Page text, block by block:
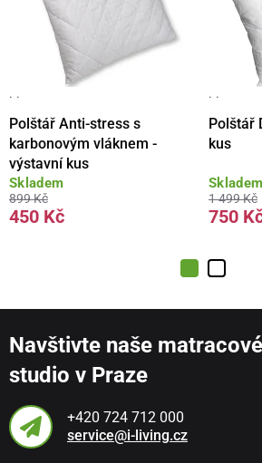
· ·
Polštář Anti-stress s
karbonovým vláknem -
výstavní kus
Skladem
899 Kč
450 Kč
· ·
Polštář
kus
Skladem
1 499 Kč
750
Navštivte naše
studio v Praze
+420 724 712 000
service@i-living.cz